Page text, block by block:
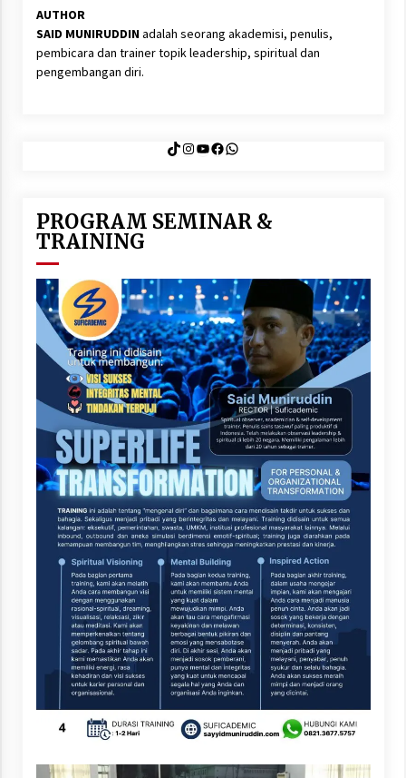
AUTHOR
SAID MUNIRUDDINadalah seorang akademisi, penulis,
pembicara dan trainer topik leadership, spiritual dan
pengembangan diri.
TikTok
Instagram
YouTube
Facebook
WhatsApp
PROGRAM SEMINAR &
TRAINING